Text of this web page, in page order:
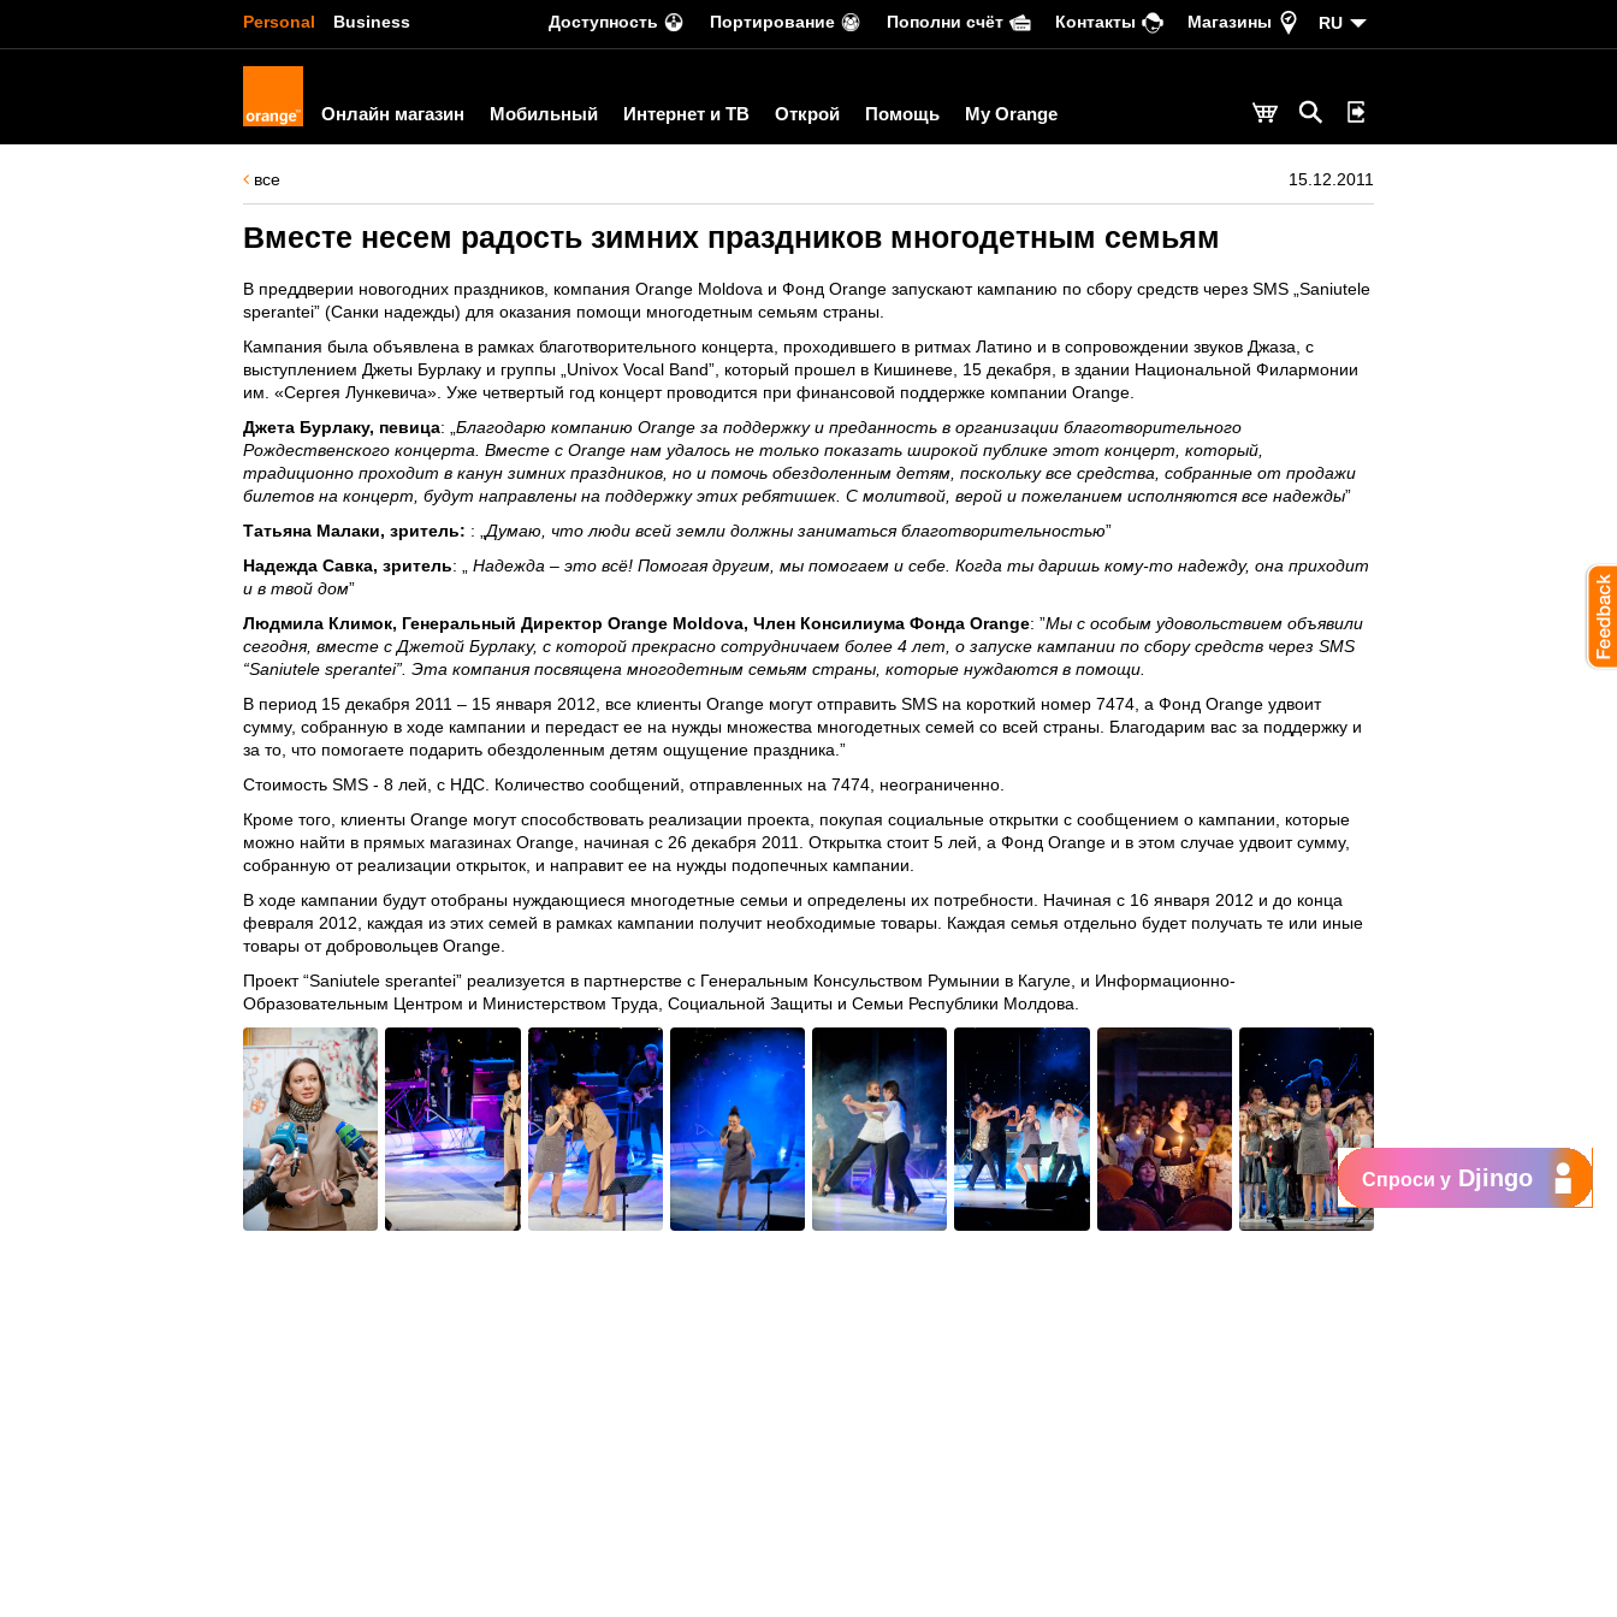
Personal Business Доступность Портирование Пополни счёт Контакты Магазины RU
Онлайн магазин Мобильный Интернет и ТВ Открой Помощь My Orange
все 15.12.2011
Вместе несем радость зимних праздников многодетным семьям
В преддверии новогодних праздников, компания Orange Moldova и Фонд Orange запускают кампанию по сбору средств через SMS „Saniutele
sperantei” (Санки надежды) для оказания помощи многодетным семьям страны.
Кампания была объявлена в рамках благотворительного концерта, проходившего в ритмах Латино и в сопровождении звуков Джаза, с
выступлением Джеты Бурлаку и группы „Univox Vocal Band”, который прошел в Кишиневе, 15 декабря, в здании Национальной Филармонии
им. «Сергея Лункевича». Уже четвертый год концерт проводится при финансовой поддержке компании Orange.
Джета Бурлаку, певица: „ Благодарю компанию Orange за поддержку и преданность в организации благотворительного
Рождественского концерта. Вместе с Orange нам удалось не только показать широкой публике этот концерт, который,
традиционно проходит в канун зимних праздников, но и помочь обездоленным детям, поскольку все средства, собранные от продажи
билетов на концерт, будут направлены на поддержку этих ребятишек. С молитвой, верой и пожеланием исполняются все надежды”
Татьяна Малаки, зритель: : „ Думаю, что люди всей земли должны заниматься благотворительностью”
Надежда Савка, зритель: „ Надежда – это всё! Помогая другим, мы помогаем и себе. Когда ты даришь кому-то надежду, она приходит
и в твой дом”
Людмила Климок, Генеральный Директор Orange Moldova, Член Консилиума Фонда Orange: ”Мы с особым удовольствием объявили
сегодня, вместе с Джетой Бурлаку, с которой прекрасно сотрудничаем более 4 лет, о запуске кампании по сбору средств через SMS
“Saniutele sperantei”. Эта компания посвящена многодетным семьям страны, которые нуждаются в помощи.
В период 15 декабря 2011 – 15 января 2012, все клиенты Orange могут отправить SMS на короткий номер 7474, а Фонд Orange удвоит
сумму, собранную в ходе кампании и передаст ее на нужды множества многодетных семей со всей страны. Благодарим вас за поддержку и
за то, что помогаете подарить обездоленным детям ощущение праздника.”
Стоимость SMS - 8 лей, с НДС. Количество сообщений, отправленных на 7474, неограниченно.
Кроме того, клиенты Orange могут способствовать реализации проекта, покупая социальные открытки с сообщением о кампании, которые
можно найти в прямых магазинах Orange, начиная с 26 декабря 2011. Открытка стоит 5 лей, а Фонд Orange и в этом случае удвоит сумму,
собранную от реализации открыток, и направит ее на нужды подопечных кампании.
В ходе кампании будут отобраны нуждающиеся многодетные семьи и определены их потребности. Начиная с 16 января 2012 и до конца
февраля 2012, каждая из этих семей в рамках кампании получит необходимые товары. Каждая семья отдельно будет получать те или иные
товары от добровольцев Orange.
Проект “Saniutele sperantei” реализуется в партнерстве с Генеральным Консульством Румынии в Кагуле, и Информационно-
Образовательным Центром и Министерством Труда, Социальной Защиты и Семьи Республики Молдова.
Спроси у Djingo